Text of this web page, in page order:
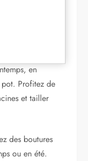
en
Profitez de
et tailler
des boutures
ou en été.